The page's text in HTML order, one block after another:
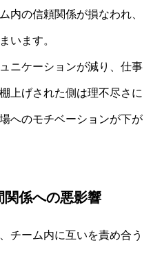
内の信頼関係が損なわれ、
います。
ニケーションが減り、仕事
上げされた側は理不尽さに
へのモチベーションが下が
関係への悪影響
チーム内に互いを責め合う